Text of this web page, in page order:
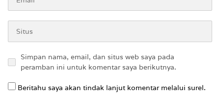
Simpan nama, email, dan situs web saya pada
peramban ini untuk komentar saya berikutnya.
Beritahu saya akan tindak lanjut komentar melalui surel.